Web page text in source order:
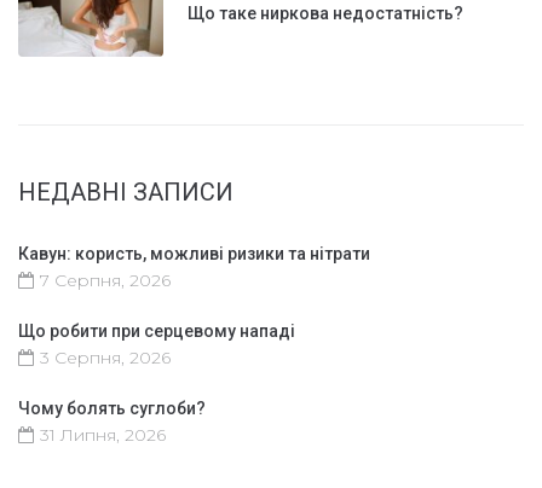
Що таке ниркова недостатність?
НЕДАВНІ ЗАПИСИ
Кавун: користь, можливі ризики та нітрати
7 Серпня, 2026
Що робити при серцевому нападі
3 Серпня, 2026
Чому болять суглоби?
31 Липня, 2026